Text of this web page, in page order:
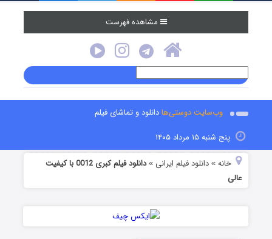
مشاهده فهرست
وب‌سایت دوستی‌هادانلود و تماشای فیلم
پنج شنبه ۱۵ مرداد ۱۴۰۵
خانه »دانلود فیلم‌ ایرانی »
دانلود فیلم کبری 0012 با کیفیت
عالی